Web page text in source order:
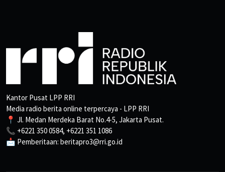
Kantor Pusat LPP RRI
Media radio berita online terpercaya - LPP RRI
📍 Jl. Medan Merdeka Barat No.4-5, Jakarta Pusat.
📞 +6221 350 0584, +6221 351 1086
📩 Pemberitaan: beritapro3@rri.go.id